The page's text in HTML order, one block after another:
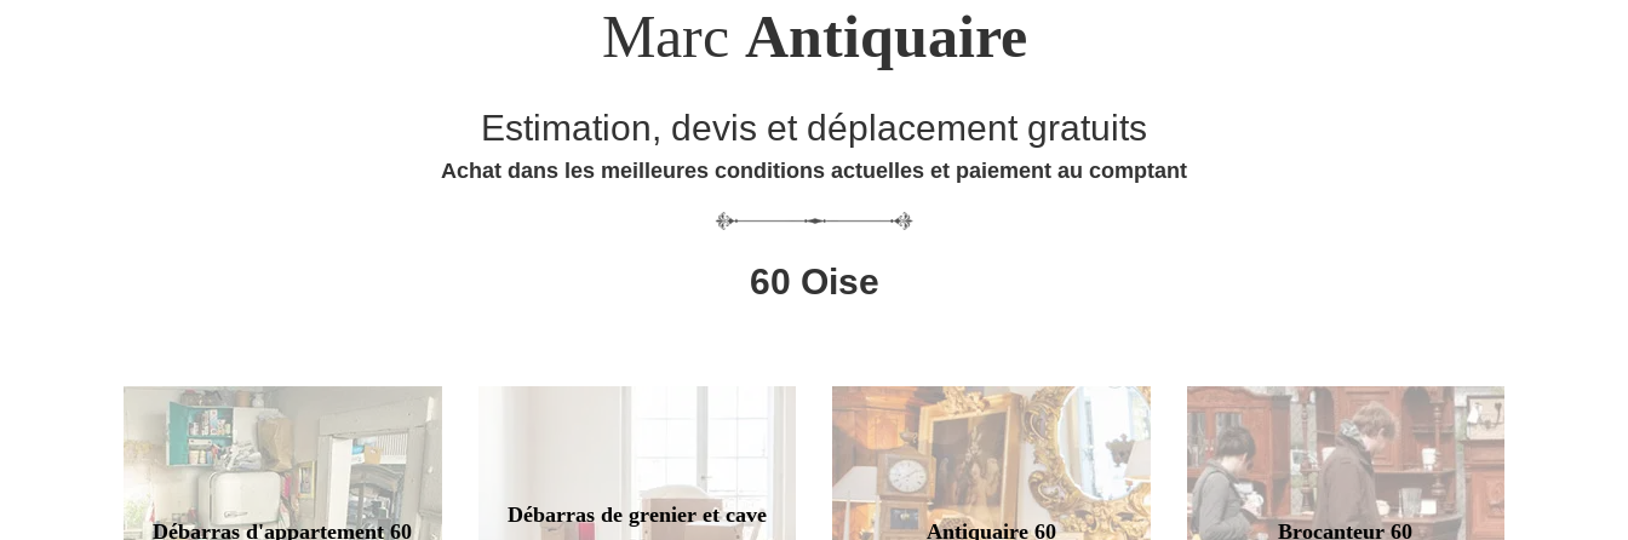
Marc Antiquaire
Estimation, devis et déplacement gratuits
Achat dans les meilleures conditions actuelles et paiement au comptant
60 Oise
Débarras d'appartement 60
Débarras de grenier et cave
Antiquaire 60 Brocanteur 60